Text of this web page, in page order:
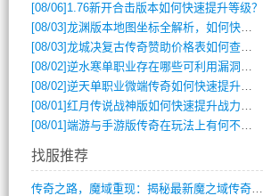
[08/06] 1.76新开合击版本如何快速提升等级？
[08/03]龙渊版本地图坐标全解析，如何快速定位BOSS位置？
[08/03]龙城决复古传奇赞助价格表如何查询？
[08/02]逆水寒单职业存在哪些可利用漏洞？如何快速提升战力？
[08/02]逆天单职业微端传奇如何快速提升战力？新手必看攻略
[08/01]红月传说战神版如何快速提升战力？新手攻略全解析？
[08/01]端游与手游版传奇在玩法上有何不同？
找服推荐
传奇之路，魔域重现：揭秘最新魔之域传奇攻(712)